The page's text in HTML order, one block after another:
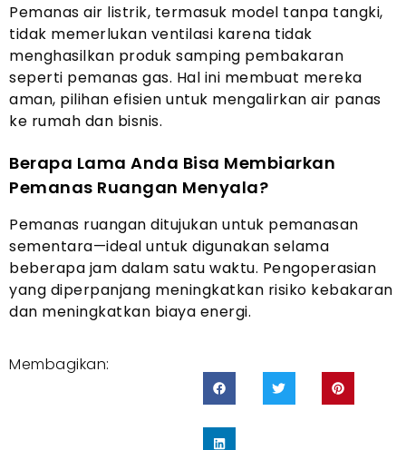
Pemanas air listrik, termasuk model tanpa tangki,
tidak memerlukan ventilasi karena tidak
menghasilkan produk samping pembakaran
seperti pemanas gas. Hal ini membuat mereka
aman, pilihan efisien untuk mengalirkan air panas
ke rumah dan bisnis.
Berapa Lama Anda Bisa Membiarkan
Pemanas Ruangan Menyala?
Pemanas ruangan ditujukan untuk pemanasan
sementara—ideal untuk digunakan selama
beberapa jam dalam satu waktu. Pengoperasian
yang diperpanjang meningkatkan risiko kebakaran
dan meningkatkan biaya energi.
Membagikan: